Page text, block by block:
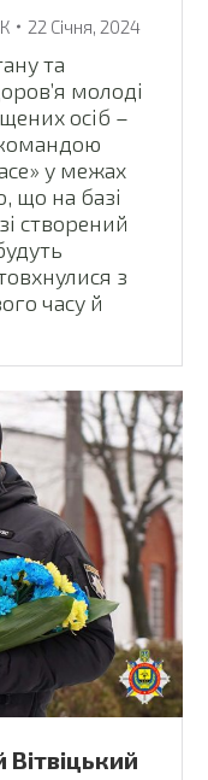
22 Січня, 2024
та
молоді
осіб –
у межах
що на базі
створений
з
часу й